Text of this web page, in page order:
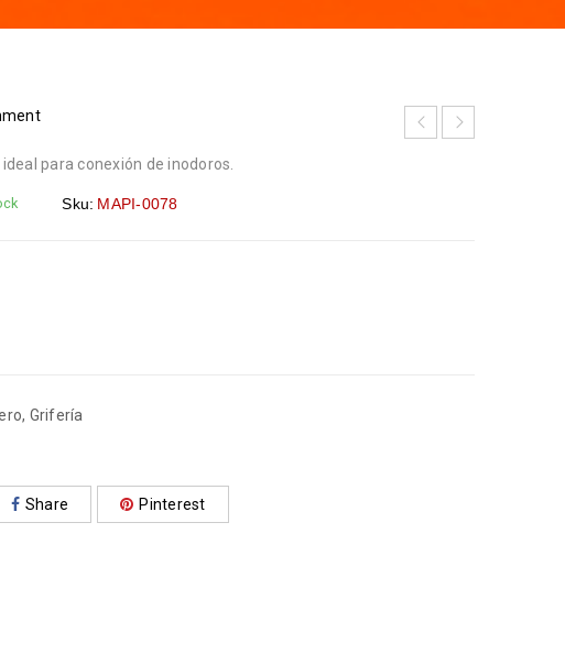
para conexión de inodoros.
Sku: MAPI-0078
, Grifería
Share Pinterest